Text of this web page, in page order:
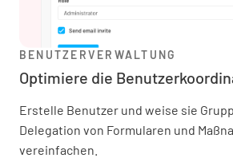
BENUTZERVERWALTUNG
Optimiere die
Erstelle Benutzer und weise sie
Delegation von Formularen und
vereinfachen.